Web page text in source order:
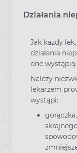
Działania
Jak każdy
działania
one wystąpią.
Należy
lekarzem
wystąpi: